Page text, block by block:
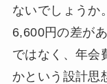
ないでしょうか
6,600円の差が
ではなく、年会
かという設計思